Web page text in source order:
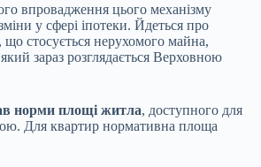
впровадження цього механізму
у сфері іпотеки. Йдеться про
стосується нерухомого майна,
зараз розглядається Верховною
норми площі житла, доступного для
Для квартир нормативна площа